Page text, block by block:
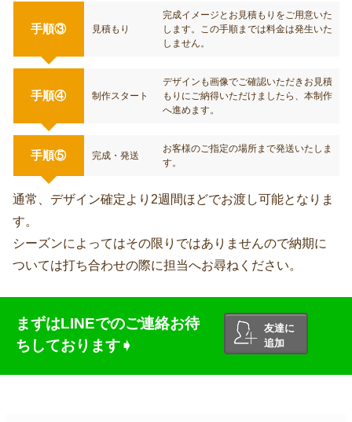
手順③ 見積もり
完成イメージとお見積もりをご用意いた
します。この手順までは料金は発生いた
しません。
手順④ 制作スタート
デザインも画像でご確認いただきお見積
もりにご納得いただけましたら、本制作
へ進めます。
手順⑤ 完成・発送
お客様のご指定の場所まで発送いたしま
す。
通常、デザイン確定より2週間ほどでお渡し可能となりま
す。
シーズンによってはその限りではありませんので納期に
ついては打ち合わせの際に担当へお尋ねください。
まずはLINEでのご連絡お待
ちしております➧
友達に
追加